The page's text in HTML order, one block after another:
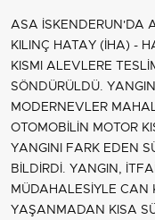
ASA İSKENDERUN'DA
KILINÇ HATAY (İHA) -
KISMI ALEVLERE
SÖNDÜRÜLDÜ.
MODERNEVLER
OTOMOBİLİN MOTOR
YANGINI FARK EDEN
BİLDİRDİ. YANGIN,
MÜDAHALESİYLE
YAŞANMADAN KISA